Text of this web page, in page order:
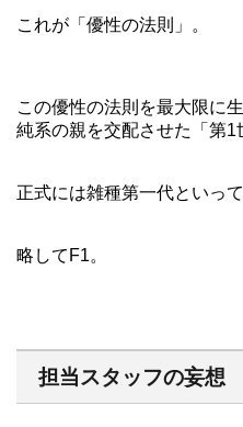
これが「優性の法則」。
この優性の法則を最大限に
純系の親を交配させた「第1
正式には雑種第一代といっ
略してF1。
担当スタッフの妄想